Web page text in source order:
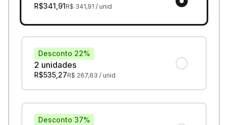
R$341,91R$ 341,91 / unid
2 unidades
Desconto 22%
R$535,27R$ 267,63 / unid
Desconto 37%